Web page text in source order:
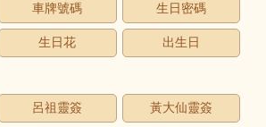
車牌號碼 生日密碼
生日花 出生日
呂祖靈簽 黃大仙靈簽